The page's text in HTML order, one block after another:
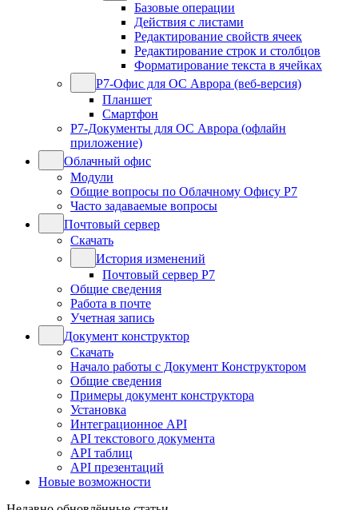
Базовые операции
Действия с листами
Редактирование свойств ячеек
Редактирование строк и столбцов
Форматирование текста в ячейках
Р7-Офис для ОС Аврора (веб-версия)
Планшет
Смартфон
Р7-Документы для ОС Аврора (офлайн
приложение)
Облачный офис
Модули
Общие вопросы по Облачному Офису Р7
Часто задаваемые вопросы
Почтовый сервер
Скачать
История изменений
Почтовый сервер Р7
Общие сведения
Работа в почте
Учетная запись
Документ конструктор
Скачать
Начало работы с Документ Конструктором
Общие сведения
Примеры документ конструктора
Установка
Интеграционное API
API текстового документа
API таблиц
API презентаций
Новые возможности